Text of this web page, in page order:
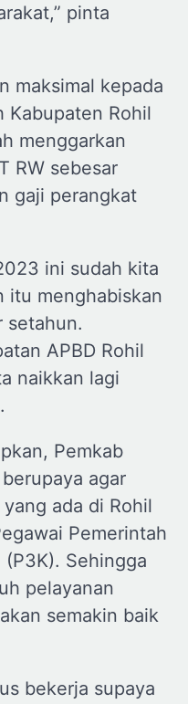
pinta
maksimal kepada
Kabupaten Rohil
menggarkan
RW sebesar
gaji perangkat
ini sudah kita
itu menghabiskan
setahun.
APBD Rohil
naikkan lagi
Pemkab
agar
ada di Rohil
Pemerintah
Sehingga
pelayanan
semakin baik
bekerja supaya